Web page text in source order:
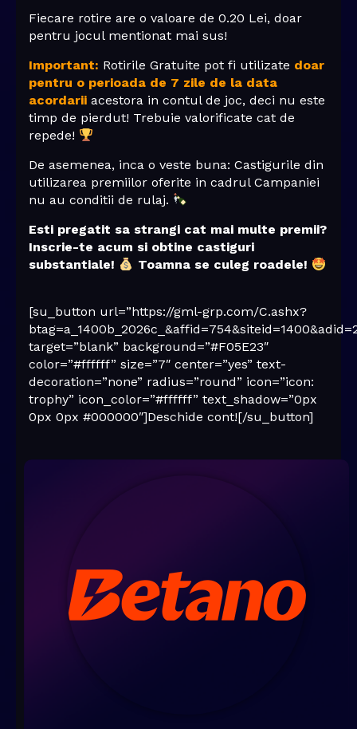
Fiecare rotire are o valoare de 0.20 Lei, doar
pentru jocul mentionat mai sus!
Important: Rotirile Gratuite pot fi utilizate doar
pentru o perioada de 7 zile de la data
acordarii acestora in contul de joc, deci nu este
timp de pierdut! Trebuie valorificate cat de
repede!
De asemenea, inca o veste buna: Castigurile din
utilizarea premiilor oferite in cadrul Campaniei
nu au conditii de rulaj.
Esti pregatit sa strangi cat mai multe premii?
Inscrie-te acum si obtine castiguri
substantiale!
Toamna se culeg roadele!
[su_button url=”https://gml-grp.com/C.ashx?
target=”blank” background=”#F05E23″
color=”#ffffff” size=”7″ center=”yes” text-
decoration=”none” radius=”round” icon=”icon:
trophy” icon_color=”#ffffff” text_shadow=”0px
0px 0px #000000″]Deschide cont![/su_button]